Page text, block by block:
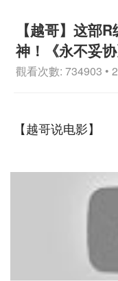
【越哥】这部
神！《永不妥协
觀看次數: 734903 •
【越哥说电影】